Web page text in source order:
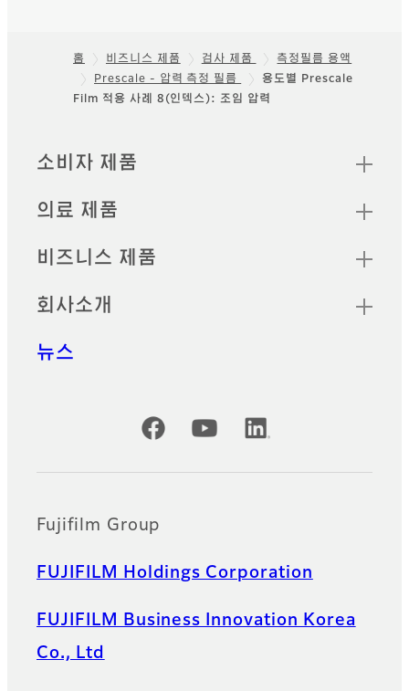
Footer
홈 비즈니스 제품 검사 제품
측정필름 용액
Prescale - 압력 측정 필름
용도별 Prescale
Film 적용 사례 8(인덱스): 조임 압력
빠른 링크
소비자 제품
의료 제품
비즈니스 제품
회사소개
뉴스
공식 SNS 계정
Fujifilm Group
FUJIFILM Holdings Corporation
FUJIFILM Business Innovation Korea
Co., Ltd